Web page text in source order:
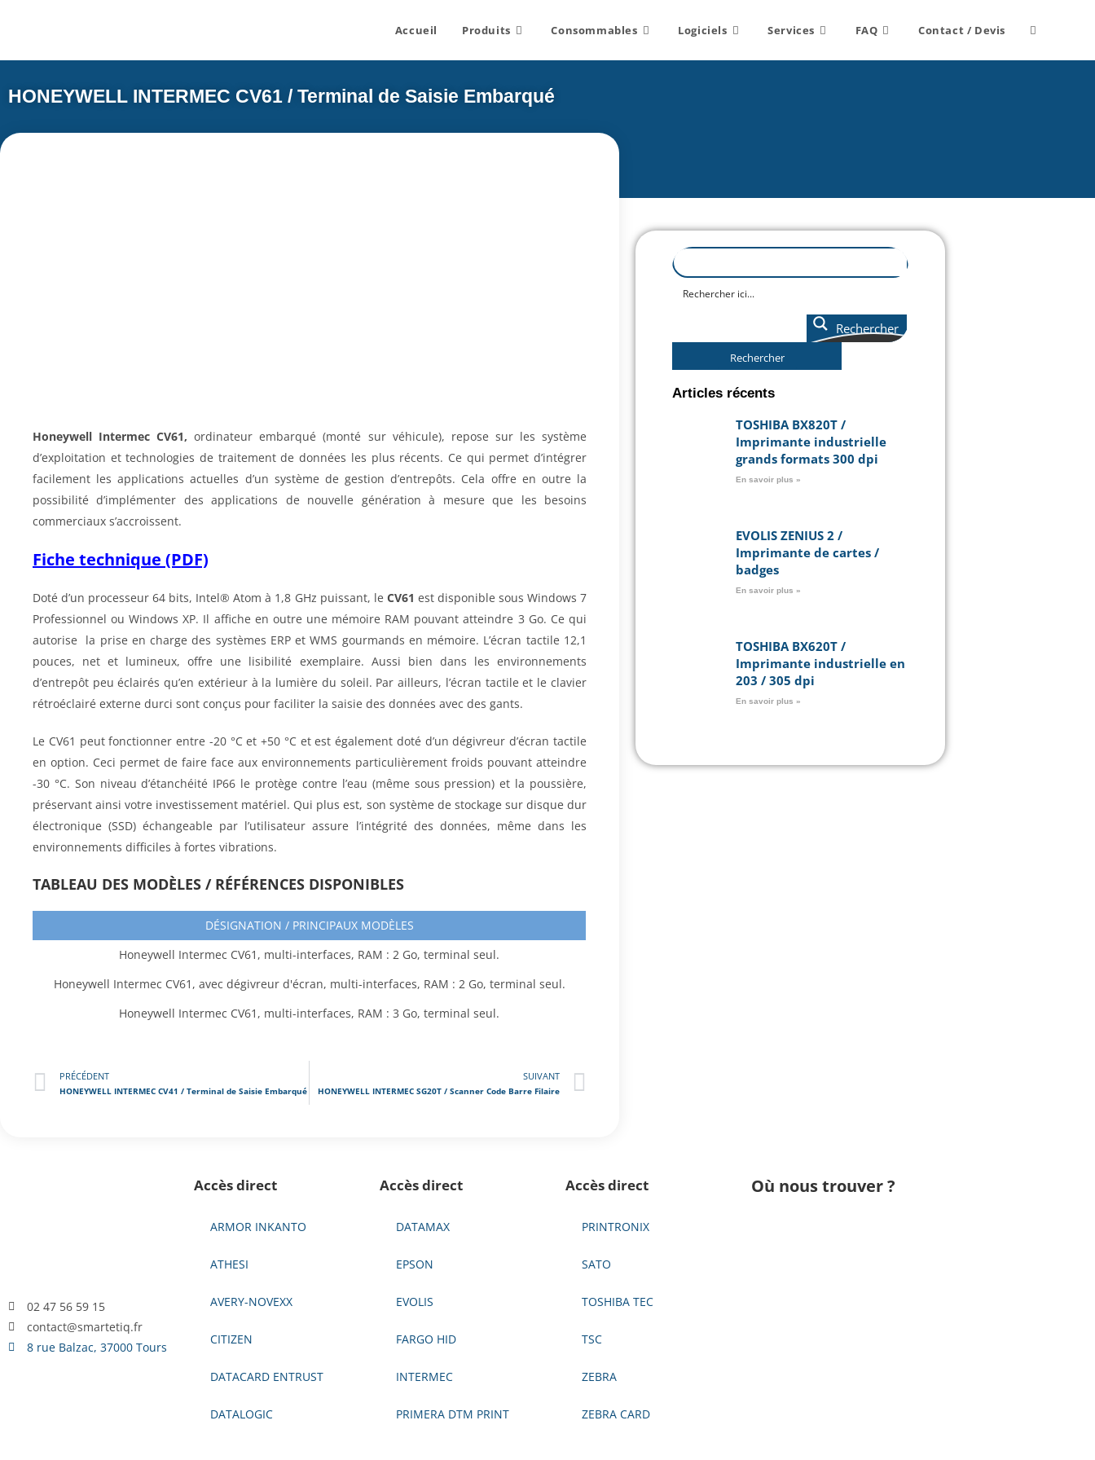
Accueil Produits Consommables Logiciels Services FAQ Contact / Devis
HONEYWELL INTERMEC CV61 / Terminal de Saisie Embarqué
Honeywell Intermec CV61,ordinateur embarqué (monté sur véhicule), repose sur les système
d’exploitation et technologies de traitement de données les plus récents. Ce qui permet d’intégrer
facilement les applications actuelles d’un système de gestion d’entrepôts. Cela offre en outre la
possibilité d’implémenter des applications de nouvelle génération à mesure que les besoins
commerciaux s’accroissent.
Fiche technique (PDF)
Doté d’un processeur 64 bits, Intel® Atom à 1,8 GHz puissant, le CV61 est disponible sous Windows 7
Professionnel ou Windows XP. Il affiche en outre une mémoire RAM pouvant atteindre 3 Go. Ce qui
autorise la prise en charge des systèmes ERP et WMS gourmands en mémoire. L’écran tactile 12,1
pouces, net et lumineux, offre une lisibilité exemplaire. Aussi bien dans les environnements
d’entrepôt peu éclairés qu’en extérieur à la lumière du soleil. Par ailleurs, l’écran tactile et le clavier
rétroéclairé externe durci sont conçus pour faciliter la saisie des données avec des gants.
Le CV61 peut fonctionner entre -20 °C et +50 °C et est également doté d’un dégivreur d’écran tactile
en option. Ceci permet de faire face aux environnements particulièrement froids pouvant atteindre
-30 °C. Son niveau d’étanchéité IP66 le protège contre l’eau (même sous pression) et la poussière,
préservant ainsi votre investissement matériel. Qui plus est, son système de stockage sur disque dur
électronique (SSD) échangeable par l’utilisateur assure l’intégrité des données, même dans les
environnements difficiles à fortes vibrations.
TABLEAU DES MODÈLES / RÉFÉRENCES DISPONIBLES
DÉSIGNATION / PRINCIPAUX MODÈLES
Honeywell Intermec CV61, multi-interfaces, RAM : 2 Go, terminal seul.
Honeywell Intermec CV61, avec dégivreur d'écran, multi-interfaces, RAM : 2 Go, terminal seul.
Honeywell Intermec CV61, multi-interfaces, RAM : 3 Go, terminal seul.
PRÉCÉDENT
HONEYWELL INTERMEC CV41 / Terminal de Saisie Embarqué
SUIVANT
HONEYWELL INTERMEC SG20T / Scanner Code Barre Filaire
Rechercher
Rechercher
Articles récents
TOSHIBA BX820T /
Imprimante industrielle
grands formats 300 dpi
En savoir plus »
EVOLIS ZENIUS 2 /
Imprimante de cartes /
badges
En savoir plus »
TOSHIBA BX620T /
Imprimante industrielle en
203 / 305 dpi
En savoir plus »
02 47 56 59 15
contact@smartetiq.fr
8 rue Balzac, 37000 Tours
Accès direct
ARMOR INKANTO
ATHESI
AVERY-NOVEXX
CITIZEN
DATACARD ENTRUST
DATALOGIC
Accès direct
DATAMAX
EPSON
EVOLIS
FARGO HID
INTERMEC
PRIMERA DTM PRINT
Accès direct
PRINTRONIX
SATO
TOSHIBA TEC
TSC
ZEBRA
ZEBRA CARD
Où nous trouver ?